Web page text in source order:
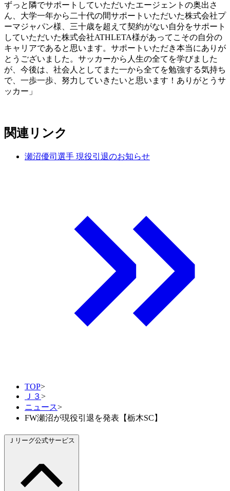
ずっと隣でサポートしていただいたエージェントの奥出さ
ん、大学一年から二十代の間サポートいただいた株式会社プ
ーマジャパン様、三十歳を超えて契約がない自分をサポート
していただいた株式会社ATHLETA様があってこその自分の
キャリアであると思います。サポートいただき本当にありが
とうございました。サッカーから人生の全てを学びました
が、今後は、社会人としてまた一から全てを勉強する気持ち
で、一歩一歩、努力していきたいと思います！ありがとうサ
ッカー」
関連リンク
瀬沼優司選手 現役引退のお知らせ
TOP>
Ｊ３>
ニュース>
FW瀬沼が現役引退を発表【栃木SC】
Ｊリーグ公式サービス